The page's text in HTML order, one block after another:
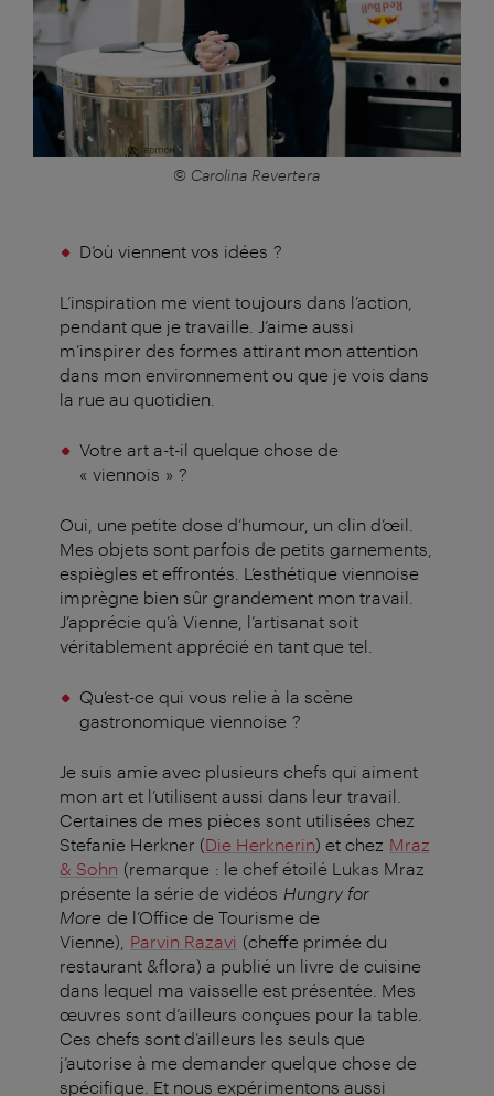
© Carolina Revertera
D’où viennent vos idées ?
L’inspiration me vient toujours dans l’action,
pendant que je travaille. J’aime aussi
m’inspirer des formes attirant mon attention
dans mon environnement ou que je vois dans
la rue au quotidien.
Votre art a-t-il quelque chose de
« viennois » ?
Oui, une petite dose d’humour, un clin d’œil.
Mes objets sont parfois de petits garnements,
espiègles et effrontés. L’esthétique viennoise
imprègne bien sûr grandement mon travail.
J’apprécie qu’à Vienne, l’artisanat soit
véritablement apprécié en tant que tel.
Qu’est-ce qui vous relie à la scène
gastronomique viennoise ?
Je suis amie avec plusieurs chefs qui aiment
mon art et l’utilisent aussi dans leur travail.
Certaines de mes pièces sont utilisées chez
Stefanie Herkner (Die Herknerin) et chez Mraz
& Sohn (remarque : le chef étoilé Lukas Mraz
présente la série de vidéos Hungry for
More de l’Office de Tourisme de
Vienne), Parvin Razavi (cheffe primée du
restaurant &flora) a publié un livre de cuisine
dans lequel ma vaisselle est présentée. Mes
œuvres sont d’ailleurs conçues pour la table.
Ces chefs sont d’ailleurs les seuls que
j’autorise à me demander quelque chose de
spécifique. Et nous expérimentons aussi